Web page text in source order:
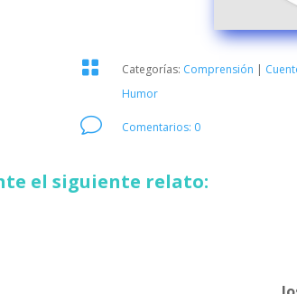
 Categorías: Comprensión |
Humor
v Comentarios: 0
el siguiente relato: